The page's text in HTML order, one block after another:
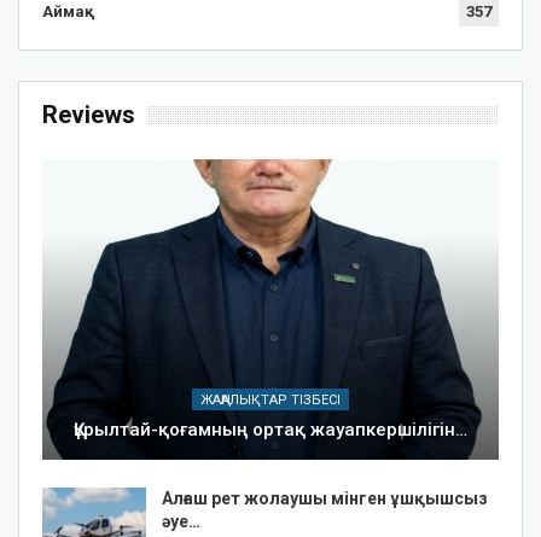
Аймақ 357
Reviews
ЖАҢАЛЫҚТАР ТІЗБЕСІ
Құрылтай-қоғамның ортақ жауапкершілігін…
Алғаш рет жолаушы мінген ұшқышсыз
әуе…